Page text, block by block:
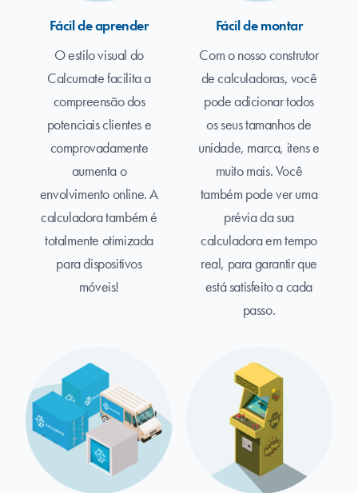
Fácil de aprender
O estilo visual do
Calcumate facilita a
compreensão dos
potenciais clientes e
comprovadamente
aumenta o
envolvimento online. A
calculadora também é
totalmente otimizada
para dispositivos
móveis!
Fácil de montar
Com o nosso construtor
de calculadoras, você
pode adicionar todos
os seus tamanhos de
unidade, marca, itens e
muito mais. Você
também pode ver uma
prévia da sua
calculadora em tempo
real, para garantir que
está satisfeito a cada
passo.